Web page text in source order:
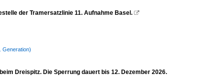
der Tramersatzlinie 11. Aufnahme Basel. 
Generation)
Dreispitz. Die Sperrung dauert bis 12. Dezember 2026.